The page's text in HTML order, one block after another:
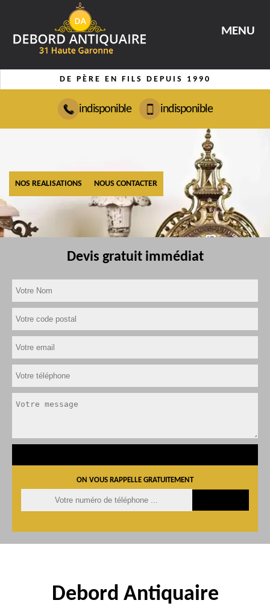
MENU
DE PÈRE EN FILS DEPUIS 1990
indisponible indisponible
NOS REALISATIONS NOUS CONTACTER
Devis gratuit immédiat
ON VOUS RAPPELLE GRATUITEMENT
Debord Antiquaire